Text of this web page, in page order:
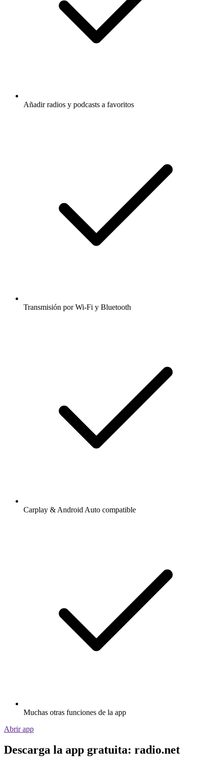
Añadir radios y podcasts a favoritos
Transmisión por Wi-Fi y Bluetooth
Carplay & Android Auto compatible
Muchas otras funciones de la app
Abrir app
Descarga la app gratuita: radio.net